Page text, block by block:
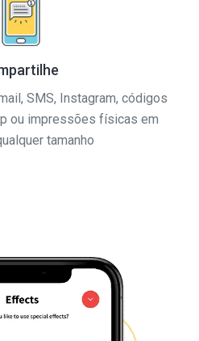
SMS, Instagram, códigos
ou impressões físicas em
tamanho